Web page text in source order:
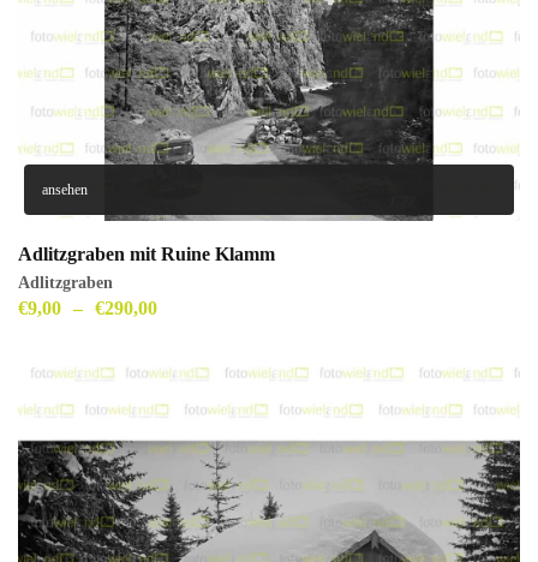
ansehen
Adlitzgraben mit Ruine Klamm
Adlitzgraben
€9,00 – €290,00